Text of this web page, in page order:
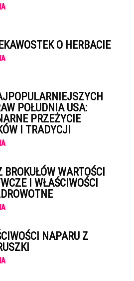
O HERBACIE
POŁUDNIA USA:
PRZEŻYCIE
I TRADYCJI
BROKUŁÓW WARTOŚCI
I WŁAŚCIWOŚCI
NAPARU Z